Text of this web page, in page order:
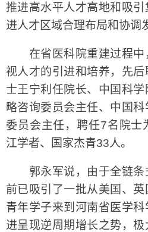
推进高水平人才高地和吸
进人才区域合理布局和协调
在省医科院重建过程中
视人才的引进和培养，先
士王宁利任院长、中国科
略咨询委员会主任、中国
委员会主任，聘任7名院士
江学者、国家杰青33人。
郭永军说，由于全链条
前已吸引了一批从美国、
青年学子来到河南省医学科
进呈现逆周期增长之势，